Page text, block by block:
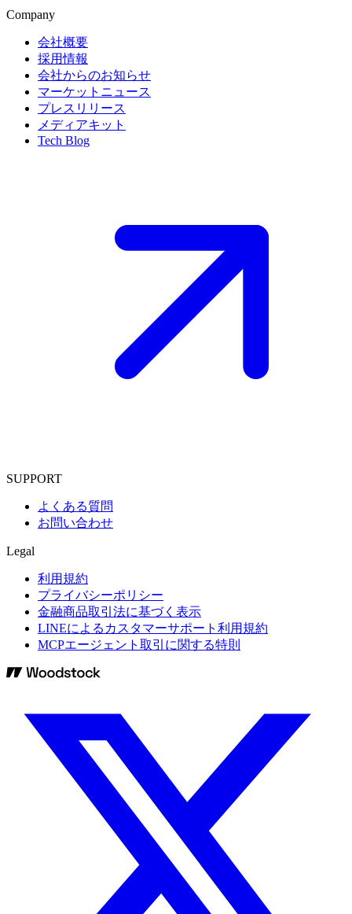
Company
会社概要
採用情報
会社からのお知らせ
マーケットニュース
プレスリリース
メディアキット
Tech Blog
SUPPORT
よくある質問
お問い合わせ
Legal
利用規約
プライバシーポリシー
金融商品取引法に基づく表示
LINEによるカスタマーサポート利用規約
MCPエージェント取引に関する特則